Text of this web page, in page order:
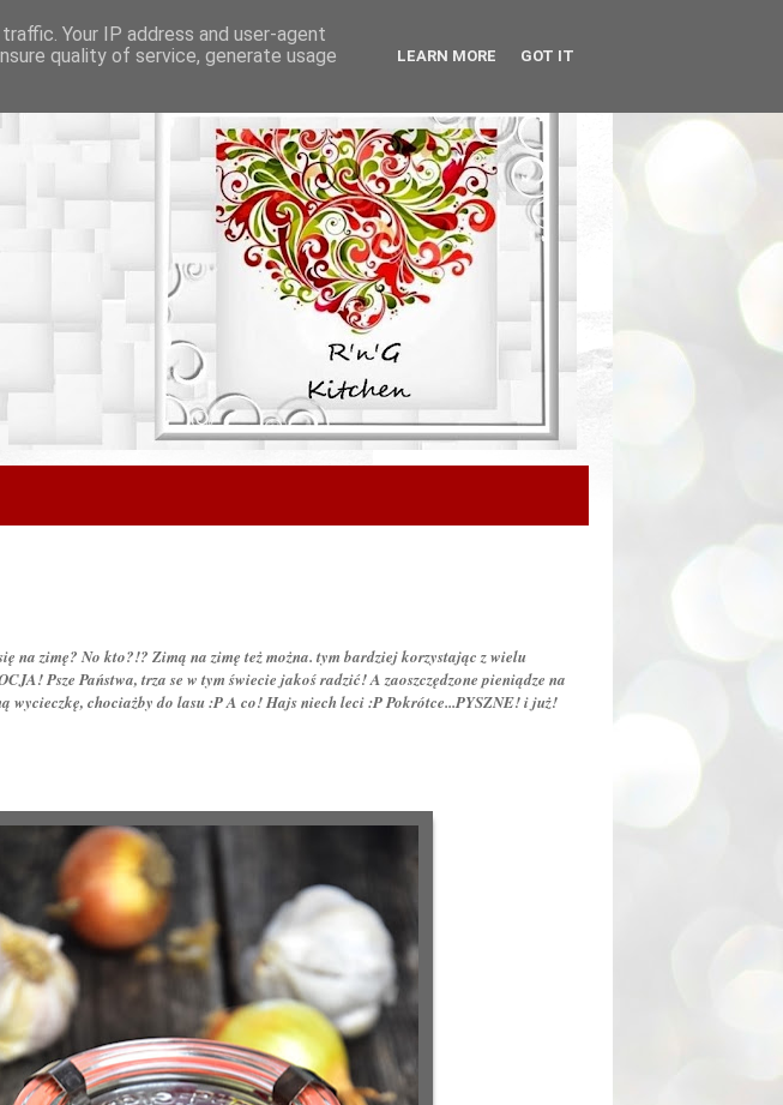
na zimę? No kto?!? Zimą na zimę też można. tym bardziej korzystając z wielu
Psze Państwa, trza se w tym świecie jakoś radzić! A zaoszczędzone pieniądze na
wycieczkę, chociażby do lasu :P A co! Hajs niech leci :P Pokrótce...PYSZNE! i już!
Your IP address and user-agent
quality of service, generate usage
LEARN MORE GOT IT